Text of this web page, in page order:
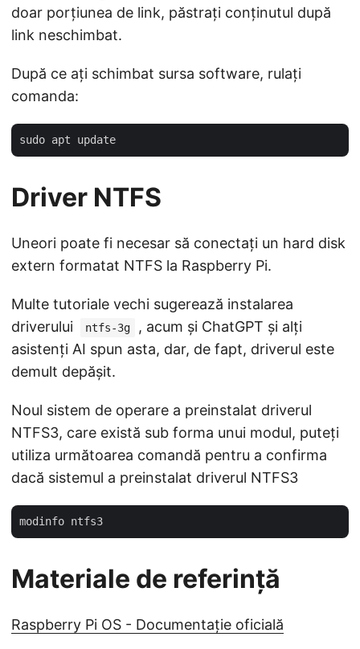
doar porțiunea de link, păstrați conținutul după
link neschimbat.
După ce ați schimbat sursa software, rulați
comanda:
Driver NTFS
Uneori poate fi necesar să conectați un hard disk
extern formatat NTFS la Raspberry Pi.
Multe tutoriale vechi sugerează instalarea
driverului
ntfs-3g
, acum și ChatGPT și alți
asistenți AI spun asta, dar, de fapt, driverul este
demult depășit.
Noul sistem de operare a preinstalat driverul
NTFS3, care există sub forma unui modul, puteți
utiliza următoarea comandă pentru a confirma
dacă sistemul a preinstalat driverul NTFS3
Materiale de referință
Raspberry Pi OS - Documentație oficială